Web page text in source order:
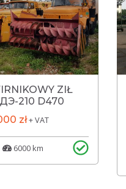
ZIŁ
210 D470
zł+ VAT
6000 km